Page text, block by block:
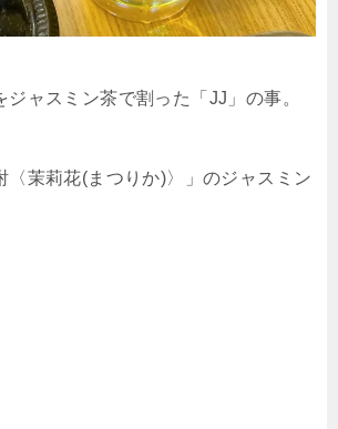
ジャスミン茶で割った「JJ」の事。
〈茉莉花(まつりか)〉」のジャスミン